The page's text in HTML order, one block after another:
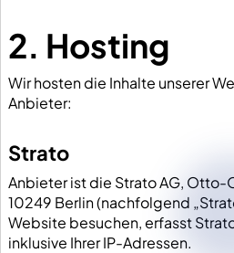
2. Hosting
Wir hosten die Inhalte unserer
Anbieter:
Strato
Anbieter ist die Strato AG, Otto-
10249 Berlin (nachfolgend
Website besuchen, erfasst
inklusive Ihrer IP-Adressen.